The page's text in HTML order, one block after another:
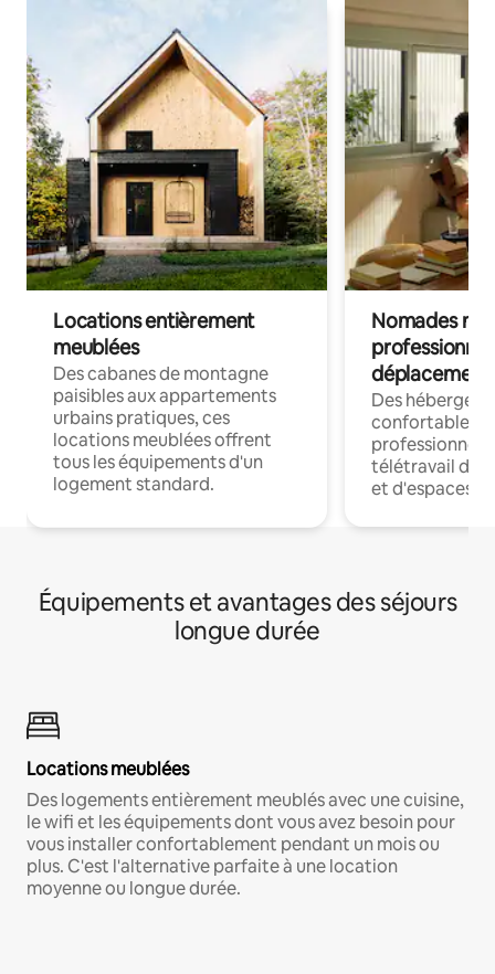
Locations entièrement
meublées
Des cabanes de montagne
paisibles aux appartements
urbains pratiques, ces
locations meublées offrent
tous les équipements d'un
logement standard.
Nomades
déplacement
Des
confortables
professionnels
télétravail
et d'espaces
Équipements et avantages des séjours
longue durée
Locations meublées
Des logements entièrement meublés avec une cuisine,
le wifi et les équipements dont vous avez besoin pour
vous installer confortablement pendant un mois ou
plus. C'est l'alternative parfaite à une location
moyenne ou longue durée.